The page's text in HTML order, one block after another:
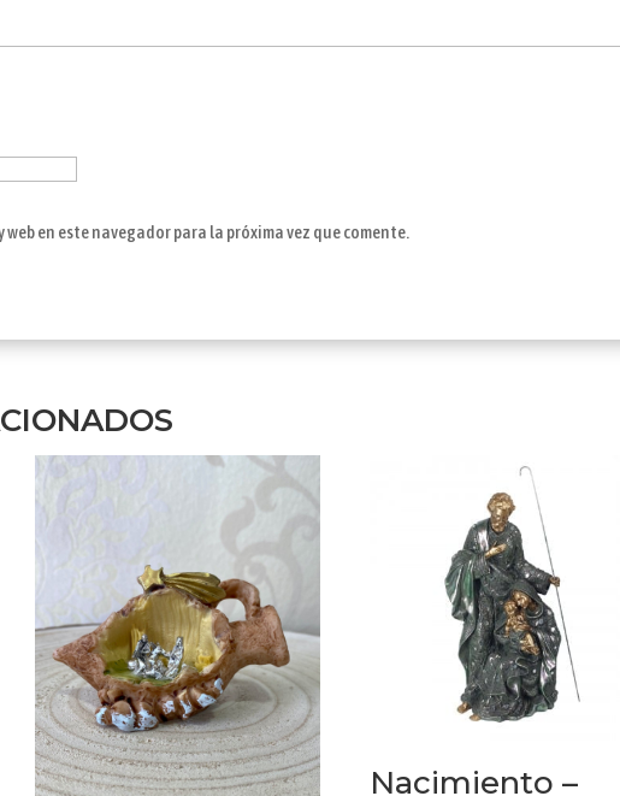
en este navegador para la próxima vez que comente.
Nacimiento –